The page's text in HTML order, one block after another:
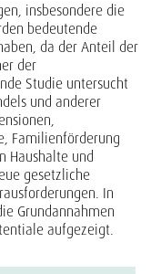
insbesondere die
bedeutende
da der Anteil der
der
Studie untersucht
und anderer
Familienförderung
Haushalte und
gesetzliche
In
Grundannahmen
aufgezeigt.